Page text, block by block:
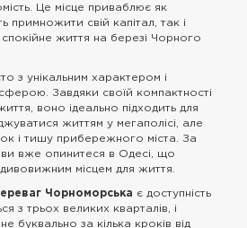
Це місце приваблює як
примножити свій капітал, так і
життя на березі Чорного
з унікальним характером і
Завдяки своїй компактності
воно ідеально підходить для
життям у мегаполісі, але
і тишу прибережного міста. За
ви вже опинитеся в Одесі, що
місцем для життя.
Чорноморська є доступність
з трьох великих кварталів, і
буквально за кілька кроків від